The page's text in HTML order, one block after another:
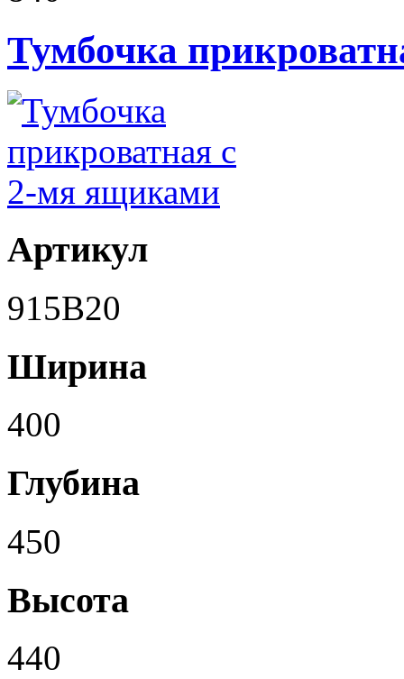
Тумбочка
Артикул
915B20
Ширина
400
Глубина
450
Высота
440